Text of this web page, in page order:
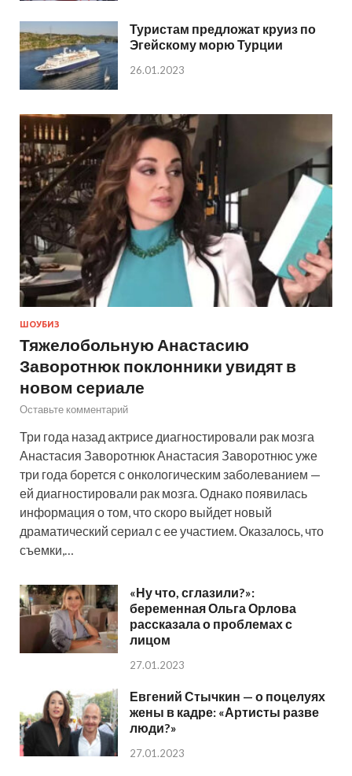
Туристам предложат круиз по
Эгейскому морю Турции
26.01.2023
ШОУБИЗ
Тяжелобольную Анастасию
Заворотнюк поклонники увидят в
новом сериале
Оставьте комментарий
Три года назад актрисе диагностировали рак мозга
Анастасия Заворотнюк Анастасия Заворотнюс уже
три года борется с онкологическим заболеванием —
ей диагностировали рак мозга. Однако появилась
информация о том, что скоро выйдет новый
драматический сериал с ее участием. Оказалось, что
съемки,…
«Ну что, сглазили?»:
беременная Ольга Орлова
рассказала о проблемах с
лицом
27.01.2023
Евгений Стычкин — о поцелуях
жены в кадре: «Артисты разве
люди?»
27.01.2023